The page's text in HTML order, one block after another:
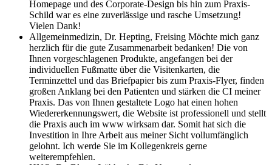
Homepage und des Corporate-Design bis hin zum Praxis-
Schild war es eine zuverlässige und rasche Umsetzung!
Vielen Dank!
Allgemeinmedizin, Dr. Hepting, Freising Möchte mich ganz
herzlich für die gute Zusammenarbeit bedanken! Die von
Ihnen vorgeschlagenen Produkte, angefangen bei der
individuellen Fußmatte über die Visitenkarten, die
Terminzettel und das Briefpapier bis zum Praxis-Flyer, finden
großen Anklang bei den Patienten und stärken die CI meiner
Praxis. Das von Ihnen gestaltete Logo hat einen hohen
Wiedererkennungswert, die Website ist professionell und stellt
die Praxis auch im www wirksam dar. Somit hat sich die
Investition in Ihre Arbeit aus meiner Sicht vollumfänglich
gelohnt. Ich werde Sie im Kollegenkreis gerne
weiterempfehlen.